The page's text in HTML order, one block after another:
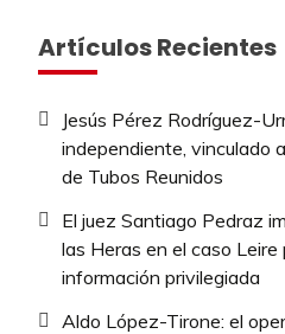
Artículos Recientes
Jesús Pérez Rodríguez-
independiente, vinculado
de Tubos Reunidos
El juez Santiago Pedraz
las Heras en el caso Leire
información privilegiada
Aldo López-Tirone: el